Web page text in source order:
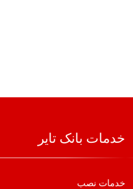
خدمات بانک تایر
خدمات نصب